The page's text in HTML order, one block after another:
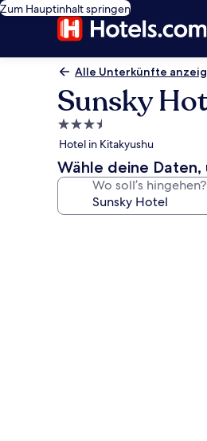
Zum Hauptinhalt springen
Alle Unterkünfte
Sunsky
3.5-
Sterne-
Unterkunft
Hotel in Kitakyushu
Wähle deine Daten,
Wo soll’s hingehen?